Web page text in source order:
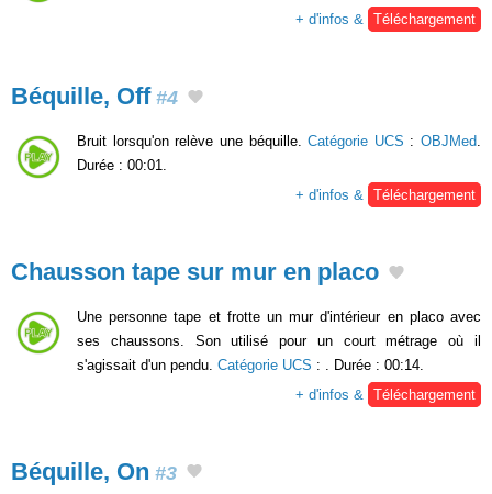
+ d'infos & Téléchargement
Béquille, Off#4
Bruit lorsqu'on relève une béquille.Catégorie UCS : OBJMed
Durée : 00:01.
+ d'infos &
Téléchargement
Chausson tape sur mur en placo
Une personne tape et frotte un mur d'intérieur en placo avec
ses chaussons. Son utilisé pour un court métrage où il
s'agissait d'un pendu. Catégorie UCS :
. Durée : 00:14.
+ d'infos &
Téléchargement
Béquille, On #3